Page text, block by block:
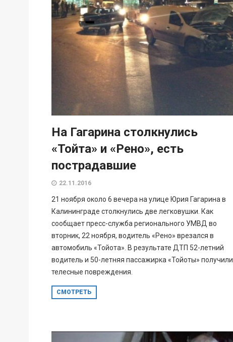
На Гагарина столкнулись
«Тойта» и «Рено», есть
пострадавшие
22.11.2016
21 ноября около 6 вечера на улице Юрия Гагарина в
Калининграде столкнулись две легковушки. Как
сообщает пресс-служба регионального УМВД во
вторник, 22 ноября, водитель «Рено» врезался в
автомобиль «Тойота». В результате ДТП 52-летний
водитель и 50-летняя пассажирка «Тойоты» получили
телесные повреждения.
СМОТРЕТЬ